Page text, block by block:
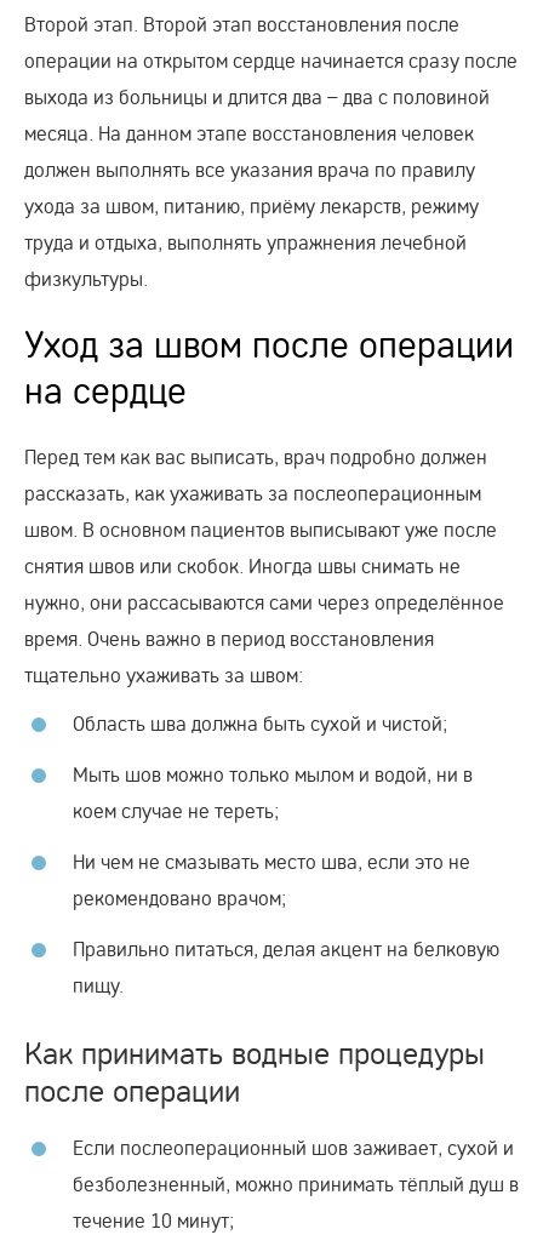
Второй этап. Второй этап восстановления после
операции на открытом сердце начинается сразу после
выхода из больницы и длится два – два с половиной
месяца. На данном этапе восстановления человек
должен выполнять все указания врача по правилу
ухода за швом, питанию, приёму лекарств, режиму
труда и отдыха, выполнять упражнения лечебной
физкультуры.
Уход за швом после операции
на сердце
Перед тем как вас выписать, врач подробно должен
рассказать, как ухаживать за послеоперационным
швом. В основном пациентов выписывают уже после
снятия швов или скобок. Иногда швы снимать не
нужно, они рассасываются сами через определённое
время. Очень важно в период восстановления
тщательно ухаживать за швом:
Область шва должна быть сухой и чистой;
Мыть шов можно только мылом и водой, ни в
коем случае не тереть;
Ни чем не смазывать место шва, если это не
рекомендовано врачом;
Правильно питаться, делая акцент на белковую
пищу.
Как принимать водные процедуры
после операции
Если послеоперационный шов заживает, сухой и
безболезненный, можно принимать тёплый душ в
течение 10 минут;